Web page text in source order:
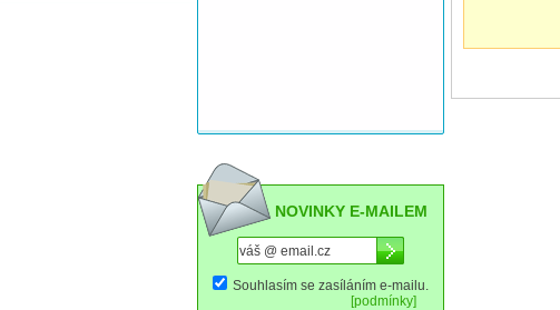
NOVINKY E-MAILEM
Souhlasím se zasíláním e-mailu.
[podmínky]